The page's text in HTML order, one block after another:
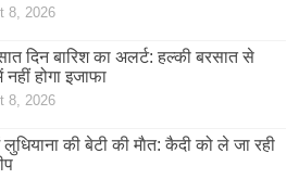
8, 2026
दिन बारिश का अलर्ट: हल्की बरसात से
नहीं होगा इजाफा
8, 2026
की बेटी की माैत: कैदी को ले जा रही